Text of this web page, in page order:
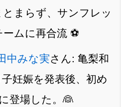
まらず、サンフレッ
ムに再合流 ⚽️
中みな実さん: 亀梨和
妊娠を発表後、初め
登場した。👰